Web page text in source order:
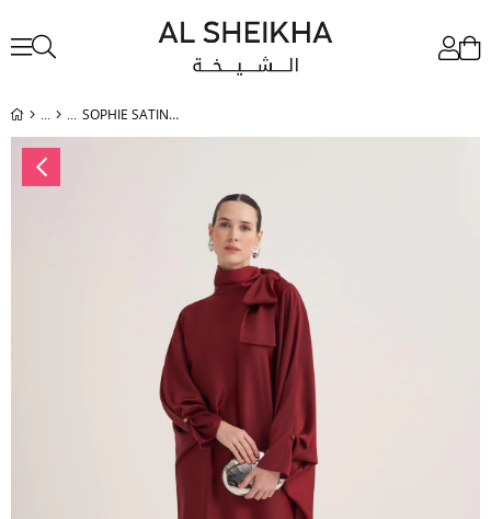
SOPHIE SATIN DRESS-BURGUNDY